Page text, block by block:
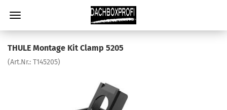
THULE Montage Kit Clamp 5205
(Art.Nr.: T145205)